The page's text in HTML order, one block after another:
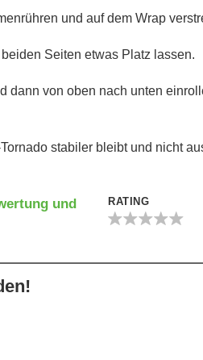
und auf dem Wrap
Seiten etwas Platz lassen.
dann von oben nach unten
stabiler bleibt und nicht
und
RATING